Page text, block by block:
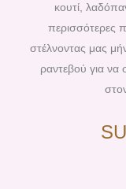
κουτί,
περισσότερες
στέλνοντας μας
ραντεβού για να